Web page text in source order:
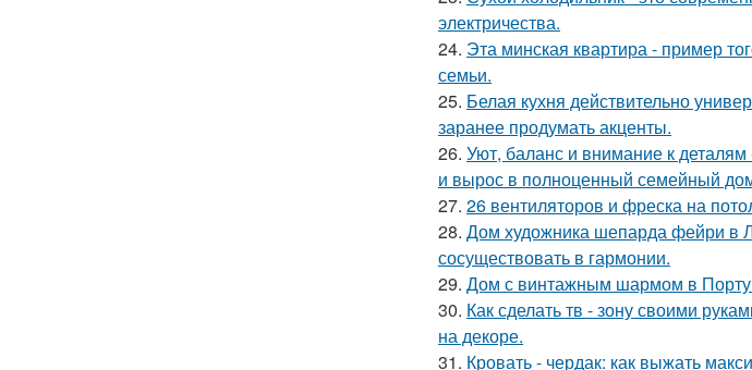
электричества.
24. Эта минская квартира - пример
семьи.
25. Белая кухня действительно
заранее продумать акценты.
26. Уют, баланс и внимание к
и вырос в полноценный семейный
27. 26 вентиляторов и фреска на
28. Дом художника шепарда фейри в
сосуществовать в гармонии.
29. Дом с винтажным шармом в
30. Как сделать тв - зону своими
на декоре.
31. Кровать - чердак: как выжать